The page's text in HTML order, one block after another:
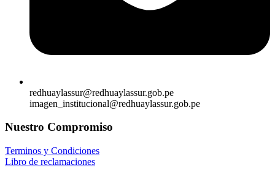
redhuaylassur@redhuaylassur.gob.pe
imagen_institucional@redhuaylassur.gob.pe
Nuestro Compromiso
Terminos y Condiciones
Libro de reclamaciones